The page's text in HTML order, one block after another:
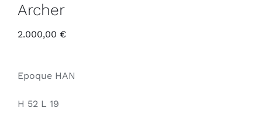
Archer
2.000,00 €
Epoque HAN
H 52 L 19